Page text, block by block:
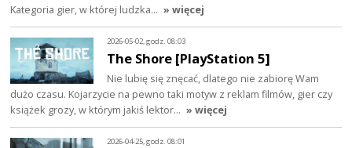
Kategoria gier, w której ludzka… » więcej
2026-05-02, godz. 08:03
The Shore [PlayStation 5]
Nie lubię się znęcać, dlatego nie zabiorę Wam
dużo czasu. Kojarzycie na pewno taki motyw z reklam filmów, gier czy
książek grozy, w którym jakiś lektor… » więcej
2026-04-25, godz. 08:01